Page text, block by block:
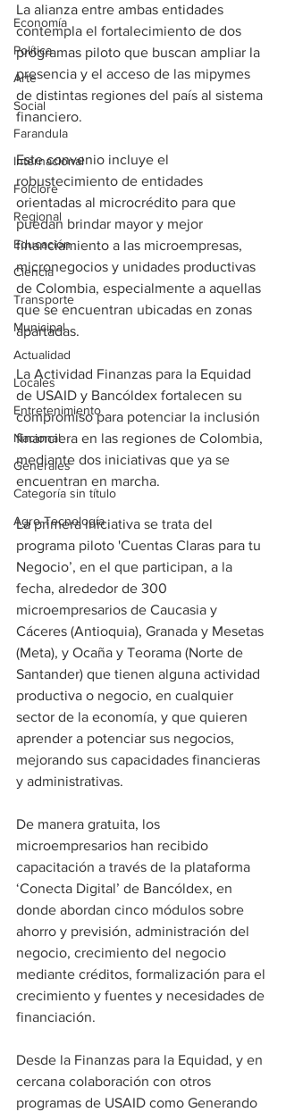
Economía
Política
Arte
Social
Farandula
Internacional
Folclore
Regional
Educación
Ciencia
Transporte
Municipal
Actualidad
Locales
Entretenimiento
Nacional
Generales
Categoría sin título
Agro-Tecnología
La alianza entre ambas entidades
contempla el fortalecimiento de dos
programas piloto que buscan ampliar la
presencia y el acceso de las mipymes
de distintas regiones del país al sistema
financiero.
Este convenio incluye el
robustecimiento de entidades
orientadas al microcrédito para que
puedan brindar mayor y mejor
financiamiento a las microempresas,
micronegocios y unidades productivas
de Colombia, especialmente a aquellas
que se encuentran ubicadas en zonas
apartadas.
La Actividad Finanzas para la Equidad
de USAID y Bancóldex fortalecen su
compromiso para potenciar la inclusión
financiera en las regiones de Colombia,
mediante dos iniciativas que ya se
encuentran en marcha.
La primera iniciativa se trata del
programa piloto 'Cuentas Claras para tu
Negocio’, en el que participan, a la
fecha, alrededor de 300
microempresarios de Caucasia y
Cáceres (Antioquia), Granada y Mesetas
(Meta), y Ocaña y Teorama (Norte de
Santander) que tienen alguna actividad
productiva o negocio, en cualquier
sector de la economía, y que quieren
aprender a potenciar sus negocios,
mejorando sus capacidades financieras
y administrativas.
De manera gratuita, los
microempresarios han recibido
capacitación a través de la plataforma
‘Conecta Digital’ de Bancóldex, en
donde abordan cinco módulos sobre
ahorro y previsión, administración del
negocio, crecimiento del negocio
mediante créditos, formalización para el
crecimiento y fuentes y necesidades de
financiación.
Desde la Finanzas para la Equidad, y en
cercana colaboración con otros
programas de USAID como Generando